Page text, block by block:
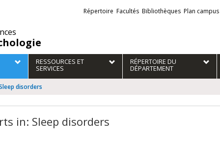
Liens
externes
Répertoire Facultés Bibliothèques Plan campus
RESSOURCES ET
SERVICES
RÉPERTOIRE DU
DÉPARTEMENT
disorders
in: Sleep disorders